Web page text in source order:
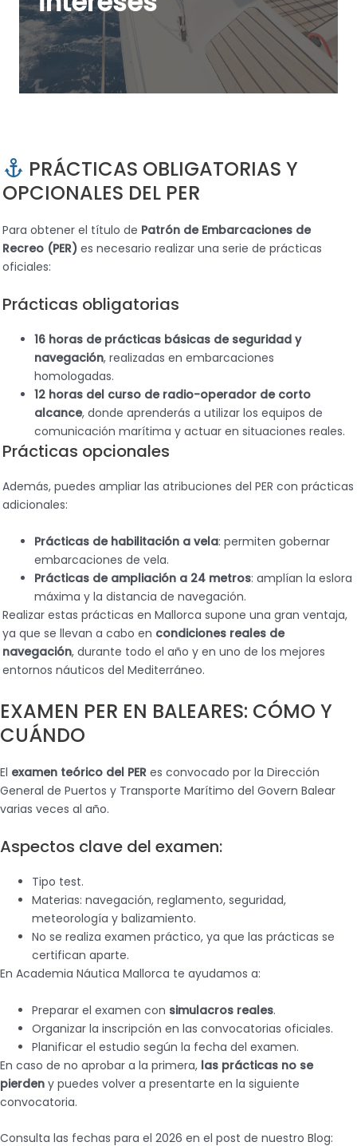
PRÁCTICAS OBLIGATORIAS Y
OPCIONALES DEL PER
Para obtener el título de Patrón de Embarcaciones de
Recreo (PER) es necesario realizar una serie de prácticas
oficiales:
Prácticas obligatorias
16 horas de prácticas básicas de seguridad y
navegación, realizadas en embarcaciones
homologadas.
12 horas del curso de radio-operador de corto
alcance, donde aprenderás a utilizar los equipos de
comunicación marítima y actuar en situaciones reales.
Prácticas opcionales
Además, puedes ampliar las atribuciones del PER con prácticas
adicionales:
Prácticas de habilitación a vela: permiten gobernar
embarcaciones de vela.
Prácticas de ampliación a 24 metros: amplían la eslora
máxima y la distancia de navegación.
Realizar estas prácticas en Mallorca supone una gran ventaja,
ya que se llevan a cabo en condiciones reales de
navegación, durante todo el año y en uno de los mejores
entornos náuticos del Mediterráneo.
EXAMEN PER EN BALEARES: CÓMO Y
CUÁNDO
El examen teórico del PER es convocado por la Dirección
General de Puertos y Transporte Marítimo del Govern Balear
varias veces al año.
Aspectos clave del examen:
Tipo test.
Materias: navegación, reglamento, seguridad,
meteorología y balizamiento.
No se realiza examen práctico, ya que las prácticas se
certifican aparte.
En Academia Náutica Mallorca te ayudamos a:
Preparar el examen con simulacros reales.
Organizar la inscripción en las convocatorias oficiales.
Planificar el estudio según la fecha del examen.
En caso de no aprobar a la primera, las prácticas no se
pierden y puedes volver a presentarte en la siguiente
convocatoria.
Consulta las fechas para el 2026 en el post de nuestro Blog: